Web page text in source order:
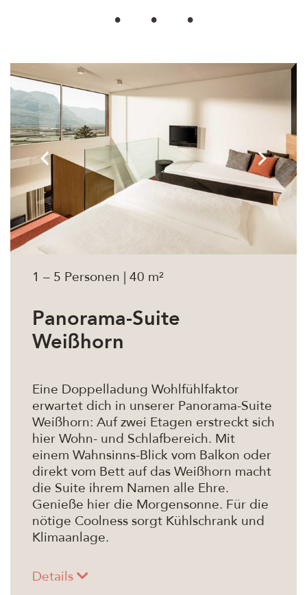
1 – 5 Personen | 40 m²
Panorama-Suite
Weißhorn
Eine Doppelladung Wohlfühlfaktor
erwartet dich in unserer Panorama-Suite
Weißhorn: Auf zwei Etagen erstreckt sich
hier Wohn- und Schlafbereich. Mit
einem Wahnsinns-Blick vom Balkon oder
direkt vom Bett auf das Weißhorn macht
die Suite ihrem Namen alle Ehre.
Genieße hier die Morgensonne. Für die
nötige Coolness sorgt Kühlschrank und
Klimaanlage.
Details